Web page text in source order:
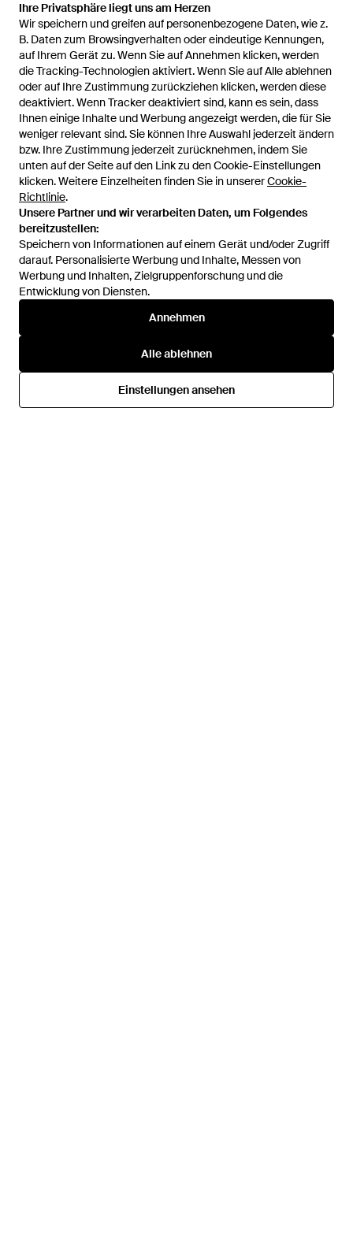
Ihre Privatsphäre liegt uns am Herzen
Wir speichern und greifen auf personenbezogene Daten, wie z.
B. Daten zum Browsingverhalten oder eindeutige Kennungen,
auf Ihrem Gerät zu. Wenn Sie auf Annehmen klicken, werden
die Tracking-Technologien aktiviert. Wenn Sie auf Alle ablehnen
oder auf Ihre Zustimmung zurückziehen klicken, werden diese
deaktiviert. Wenn Tracker deaktiviert sind, kann es sein, dass
Ihnen einige Inhalte und Werbung angezeigt werden, die für Sie
weniger relevant sind. Sie können Ihre Auswahl jederzeit ändern
bzw. Ihre Zustimmung jederzeit zurücknehmen, indem Sie
unten auf der Seite auf den Link zu den Cookie-Einstellungen
klicken. Weitere Einzelheiten finden Sie in unsererCookie-
Richtlinie.
Unsere Partner und wir verarbeiten Daten, um Folgendes
bereitzustellen:
Speichern von Informationen auf einem Gerät und/oder Zugriff
darauf. Personalisierte Werbung und Inhalte, Messen von
Werbung und Inhalten, Zielgruppenforschung und die
Entwicklung von Diensten.
Annehmen
Alle ablehnen
Einstellungen ansehen
Ihre Privatsphäre liegt uns am Herzen
Wir speichern und greifen auf personenbezogene Daten, wie z.
B. Daten zum Browsingverhalten oder eindeutige Kennungen,
auf Ihrem Gerät zu. Wenn Sie auf Annehmen klicken, werden
die Tracking-Technologien aktiviert. Wenn Sie auf Alle ablehnen
oder auf Ihre Zustimmung zurückziehen klicken, werden diese
deaktiviert. Wenn Tracker deaktiviert sind, kann es sein, dass
Ihnen einige Inhalte und Werbung angezeigt werden, die für Sie
weniger relevant sind. Sie können Ihre Auswahl jederzeit ändern
bzw. Ihre Zustimmung jederzeit zurücknehmen, indem Sie
unten auf der Seite auf den Link zu den Cookie-Einstellungen
klicken. Weitere Einzelheiten finden Sie in unsererCookie-
Richtlinie.
Unsere Partner und wir verarbeiten Daten, um Folgendes
bereitzustellen:
Speichern von Informationen auf einem Gerät und/oder Zugriff
darauf. Personalisierte Werbung und Inhalte, Messen von
Werbung und Inhalten, Zielgruppenforschung und die
Entwicklung von Diensten.
Annehmen
Alle ablehnen
Einstellungen ansehen
1.485,50 €
Victoria Beckham
Plisse Kleid - Blau
VonMiinto
927 €
Victoria Beckham
Bela Midi Kleid - Rot
Von Miinto
Victoria Beckham
1.389 €
Party Kleider - Schwarz
SALE